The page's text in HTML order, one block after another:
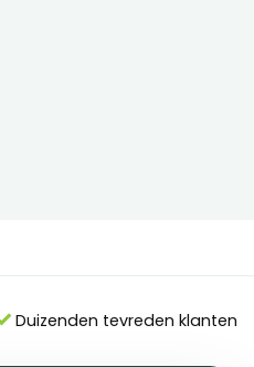
Duizenden tevreden klanten